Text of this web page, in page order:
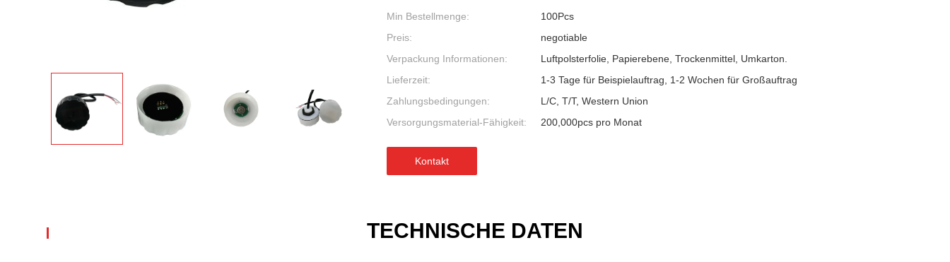
Min Bestellmenge:
100Pcs
Preis:
negotiable
Verpackung Informationen:
Luftpolsterfolie, Papierebene, Trockenmittel, Umkarton.
Lieferzeit:
1-3 Tage für Beispielauftrag, 1-2 Wochen für Großauftrag
Zahlungsbedingungen:
L/C, T/T, Western Union
Versorgungsmaterial-Fähigkeit:
200,000pcs pro Monat
Kontakt
TECHNISCHE DATEN